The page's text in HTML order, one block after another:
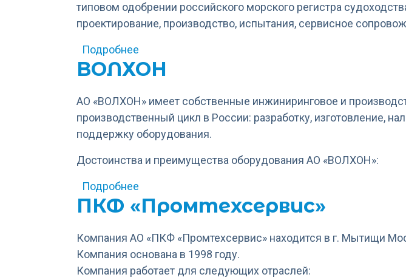
типовом одобрении российского морского регистра
проектирование, производство, испытания, сервисное
Подробнее
ВОЛХОН
АО «ВОЛХОН» имеет собственные инжиниринговое и
производственный цикл в России: разработку, изготовление,
поддержку оборудования.
Достоинства и преимущества оборудования АО «ВОЛХОН»:
Подробнее
ПКФ «Промтехсервис»
Компания АО «ПКФ «Промтехсервис» находится в г. Мытищи
Компания основана в 1998 году.
Компания работает для следующих отраслей: